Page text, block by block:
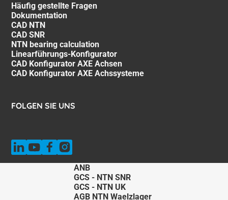
Häufig gestellte Fragen
Dokumentation
CAD NTN
CAD SNR
NTN bearing calculation
Linearführungs-Konfigurator
CAD Konfigurator AXE Achsen
CAD Konfigurator AXE Achssysteme
FOLGEN SIE UNS
ANB
GCS - NTN SNR
GCS - NTN UK
AGB NTN Waelzlager